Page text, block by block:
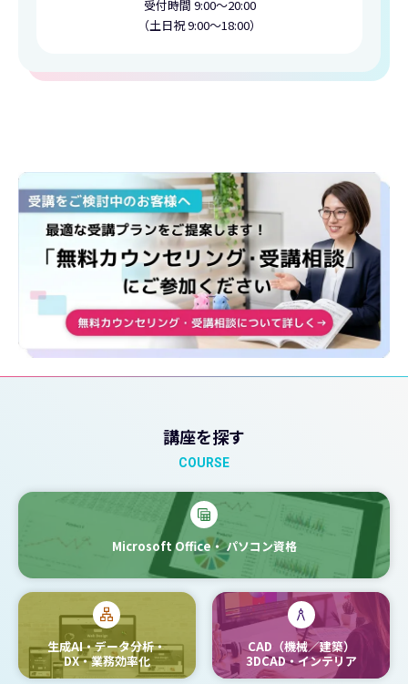
受付時間 9:00〜20:00
（土日祝 9:00〜18:00）
講座を探す
COURSE
Microsoft Office・パソコン資格
生成AI・データ分析・
DX・業務効率化
CAD（機械／建築）
3DCAD・インテリア